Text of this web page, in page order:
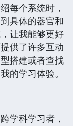
每个系统时，
具体的器官和
让我能够更好
供了许多互动
搭建或者查找
的学习体验。
学科学习者，